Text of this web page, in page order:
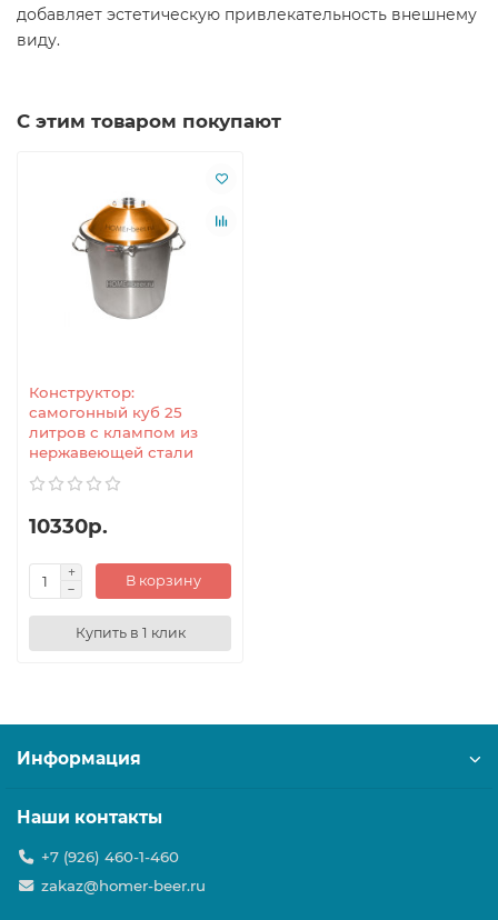
добавляет эстетическую привлекательность внешнему
виду.
С этим товаром покупают
Конструктор:
самогонный куб 25
литров с клампом из
нержавеющей стали
10330р.
В корзину
Купить в 1 клик
Информация
Наши контакты
+7 (926) 460-1-460
zakaz@homer-beer.ru